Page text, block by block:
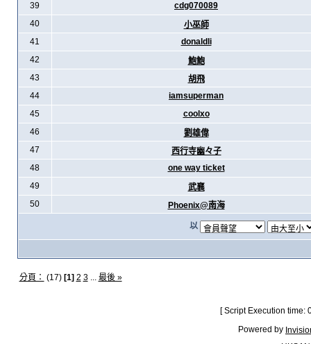
39
cdg070089
40
小巫師
41
donaldli
42
鮑鮑
43
胡飛
44
iamsuperman
45
coolxo
46
劉雄偉
47
西行寺幽々子
48
one way ticket
49
武襄
50
Phoenix@南海
以
分頁： (17) [1] 2 3... 最後 »
[ Script Execution
Powered by